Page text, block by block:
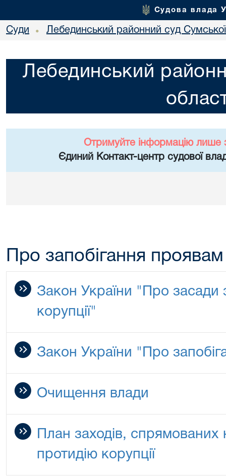
Судова влада
Суди • Лебединський районний суд Сумської
Лебединський
Отримуйте інформацію лише
Єдиний Контакт-центр судової
Про запобігання проявам
Закон України "Про засади
корупції"
Закон України "Про
Очищення влади
План заходів, спрямованих
протидію корупції